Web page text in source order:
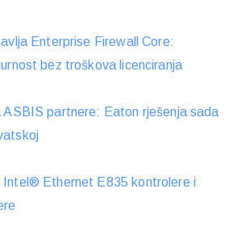
Enterprise Firewall Core:
bez troškova licenciranja
ASBIS partnere: Eaton rješenja sada
Intel® Ethernet E835 kontrolere i